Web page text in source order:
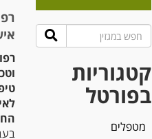
קטגוריות
בפורטל
מטפלים